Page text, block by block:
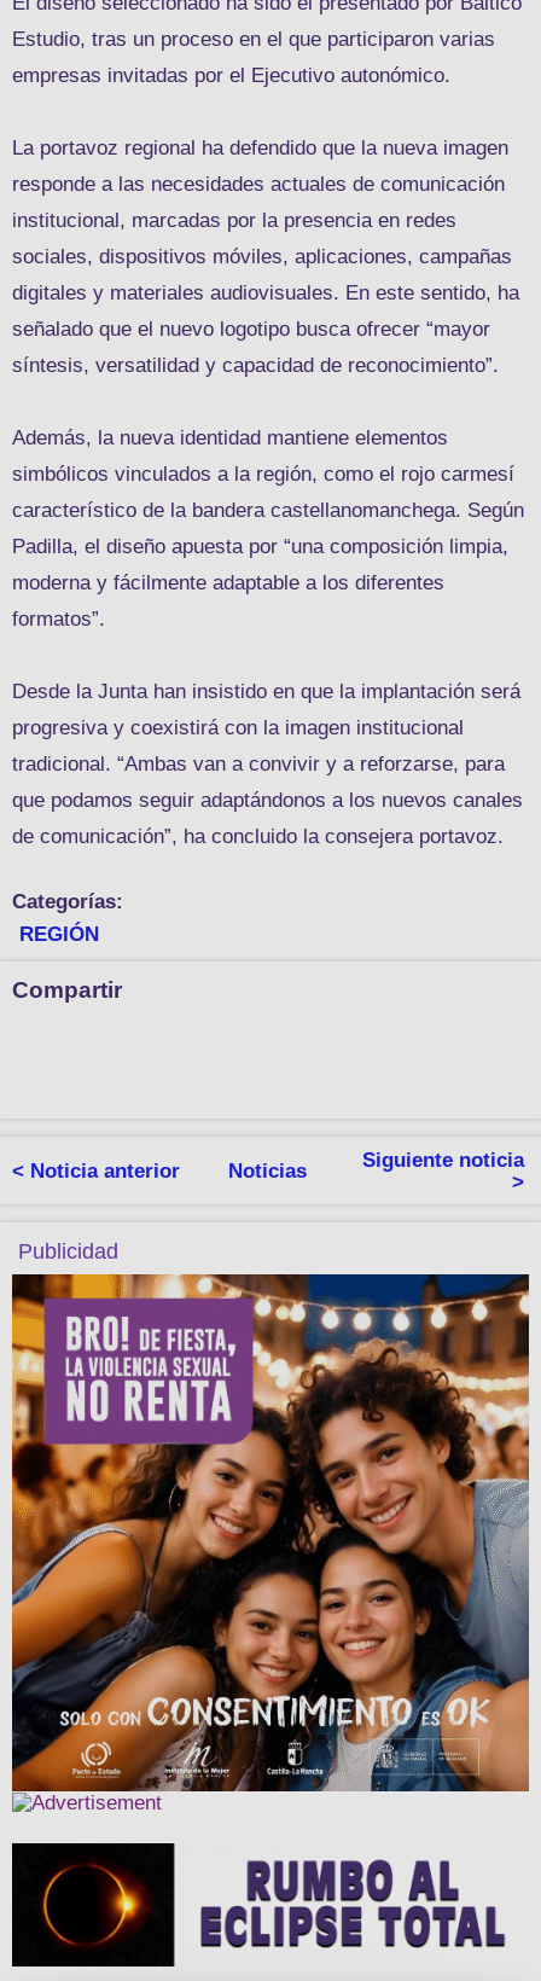
Estudio, tras un proceso en el que participaron varias
empresas invitadas por el Ejecutivo autonómico.
La portavoz regional ha defendido que la nueva imagen
responde a las necesidades actuales de comunicación
institucional, marcadas por la presencia en redes
sociales, dispositivos móviles, aplicaciones, campañas
digitales y materiales audiovisuales. En este sentido, ha
señalado que el nuevo logotipo busca ofrecer “mayor
síntesis, versatilidad y capacidad de reconocimiento”.
Además, la nueva identidad mantiene elementos
simbólicos vinculados a la región, como el rojo carmesí
característico de la bandera castellanomanchega. Según
Padilla, el diseño apuesta por “una composición limpia,
moderna y fácilmente adaptable a los diferentes
formatos”.
Desde la Junta han insistido en que la implantación será
progresiva y coexistirá con la imagen institucional
tradicional. “Ambas van a convivir y a reforzarse, para
que podamos seguir adaptándonos a los nuevos canales
de comunicación”, ha concluido la consejera portavoz.
Categorías:
REGIÓN
Compartir
< Noticia anterior Noticias
Siguiente noticia
>
Publicidad